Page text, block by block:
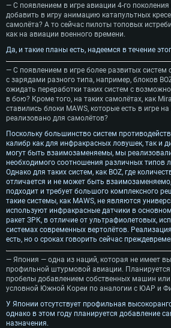
— С появлением в игре авиации 4-го
добавить в игру анимацию катапультных
самолёта? А то сейчас пилоты топовых
как на авиации военного времени.
Да, и такие планы есть, надеемся в течение
— С появлением в игре более развитых систем
с зарядами разного типа, например, блоков
ожидать переработки таких систем с
в бою? Кроме того, на таких самолётах, как
ставились блоки MAWS, которые есть в игре
реализовано для самолётов?
Поскольку большинство систем
калибр как для инфракрасных ловушек, так и
могут быть взаимозаменяемы, мы
необходимого соотношения различных типов
Однако для таких систем, как BOZ, где
отличается и не может быть
подходит и требует большого комплексного
такие системы, как MAWS, не являются
используют инфракрасные датчики в
ракет ЗРК, в отличие от ультрафиолетовых,
системах современных вертолётов.
есть, но о сроках говорить сейчас
— Япония — одна из наций, которая не имеет
профильной штурмовой авиации.
пробелы добавлением собственных машин
условной Южной Кореи по аналогии с ЮАР и
У Японии отсутствует профильная
однако в этом году планируется добавление
назначения.